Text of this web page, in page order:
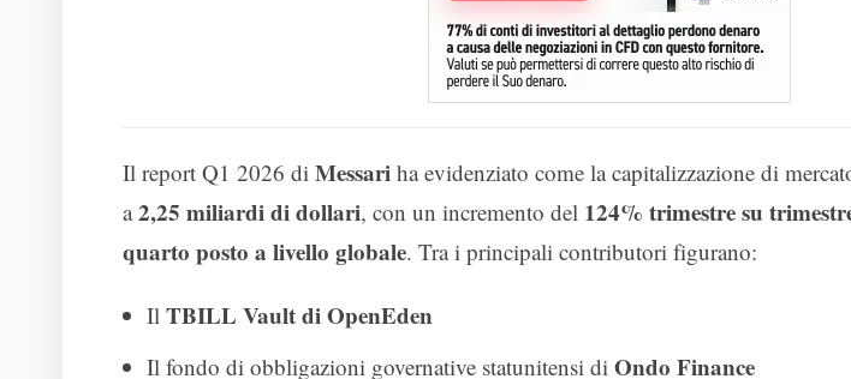
Il report Q1 2026 di Messari ha evidenziato come la capitalizzazione di
a2,25 miliardi di dollari, con un incremento del 124% trimestre su
quarto posto a livello globale. Tra i principali contributori figurano:
Il TBILL Vault di OpenEden
Il fondo di obbligazioni governative statunitensi di Ondo Finance